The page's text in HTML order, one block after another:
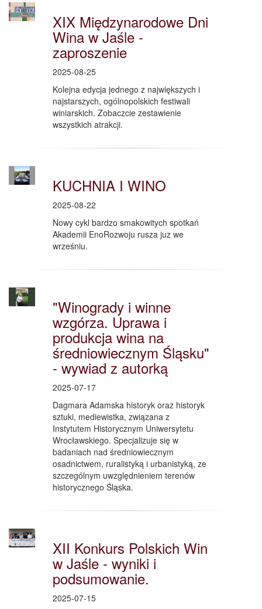
XIX Międzynarodowe Dni
Wina w Jaśle -
zaproszenie
2025-08-25
Kolejna edycja jednego z największych i
najstarszych, ogólnopolskich festiwali
winiarskich. Zobaczcie zestawienie
wszystkich atrakcji.
KUCHNIA I WINO
2025-08-22
Nowy cykl bardzo smakowitych spotkań
Akademii EnoRozwoju rusza juz we
wrześniu.
"Winogrady i winne
wzgórza. Uprawa i
produkcja wina na
średniowiecznym Śląsku"
- wywiad z autorką
2025-07-17
Dagmara Adamska historyk oraz historyk
sztuki, mediewistka, związana z
Instytutem Historycznym Uniwersytetu
Wrocławskiego. Specjalizuje się w
badaniach nad średniowiecznym
osadnictwem, ruralistyką i urbanistyką, ze
szczególnym uwzględnieniem terenów
historycznego Śląska.
XII Konkurs Polskich Win
w Jaśle - wyniki i
podsumowanie.
2025-07-15